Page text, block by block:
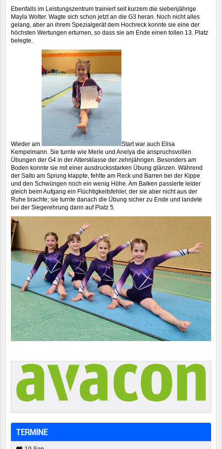
Ebenfalls im Leistungszentrum trainiert seit kurzem die siebenjährige
Mayla Wolter. Wagte sich schon jetzt an die G3 heran. Noch nicht alles
gelang, aber an ihrem Spezialgerät dem Hochreck konnte sie eine der
höchsten Wertungen erturnen, so dass sie am Ende einen tollen 13. Platz
belegte.
Wieder am
Start war auch Elisa
Kempelmann. Sie turnte wie Merle und Anelya die anspruchsvollen
Übungen der G4 in der Altersklasse der zehnjährigen. Besonders am
Boden konnte sie mit einer ausdrucksstarken Übung glänzen. Während
der Salto am Sprung klappte, fehlte am Reck und Barren bei der Kippe
und den Schwüngen noch ein wenig Höhe. Am Balken passierte leider
gleich beim Aufgang ein Flüchtigkeitsfehler, der sie aber nicht aus der
Ruhe brachte; sie turnte danach die Übung sicher zu Ende und landete
bei der Siegerehrung dann auf Platz 5.
TERMINE